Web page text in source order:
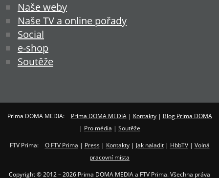
Naše weby
Naše TV a online pořady
Social
e-shop
Soutěže
Prima DOMA MEDIA: Prima DOMA MEDIA| Kontakty| Blog Prima DOMA
| Pro média | Soutěže
FTV Prima: O FTV Prima | Press| Kontakty| Jak naladit| HbbTV| Volná
pracovní místa
Copyright © 2012 – 2026 Prima DOMA MEDIA a FTV Prima. Všechna práva